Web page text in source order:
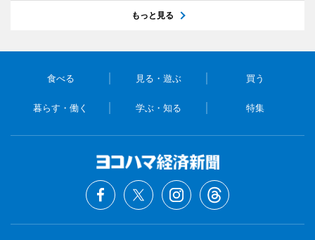
もっと見る
食べる 見る・遊ぶ 買う
暮らす・働く 学ぶ・知る 特集